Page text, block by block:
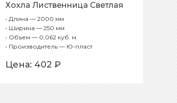
Хохла Лиственница Светлая
•Длина — 2000 мм
• Ширина — 250 мм
• Объем — 0,062 куб. м.
• Производитель — Ю-пласт
Цена: 402 ₽